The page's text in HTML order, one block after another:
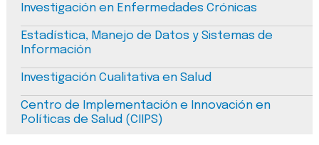
Investigación en Enfermedades Crónicas
Estadística, Manejo de Datos y Sistemas de
Información
Investigación Cualitativa en Salud
Centro de Implementación e Innovación en
Políticas de Salud (CIIPS)